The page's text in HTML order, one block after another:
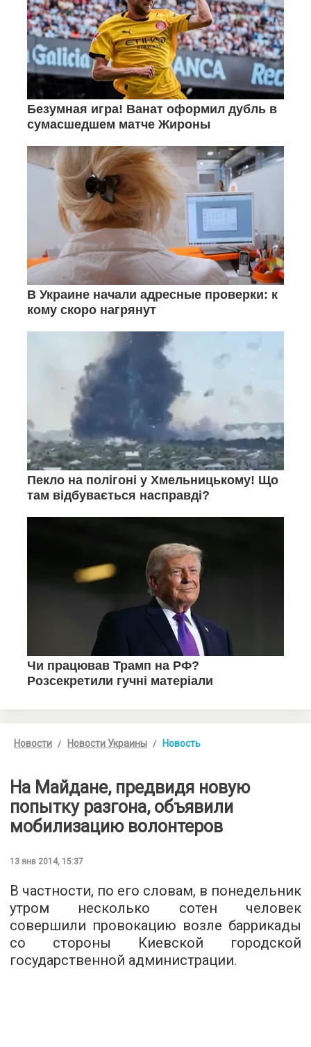
Новости Новости Украины Новость
На Майдане, предвидя новую
попытку разгона, объявили
мобилизацию волонтеров
13 янв 2014, 15:37
В частности, по его словам, в понедельник
утром несколько сотен человек
совершили провокацию возле баррикады
со стороны Киевской городской
государственной администрации.